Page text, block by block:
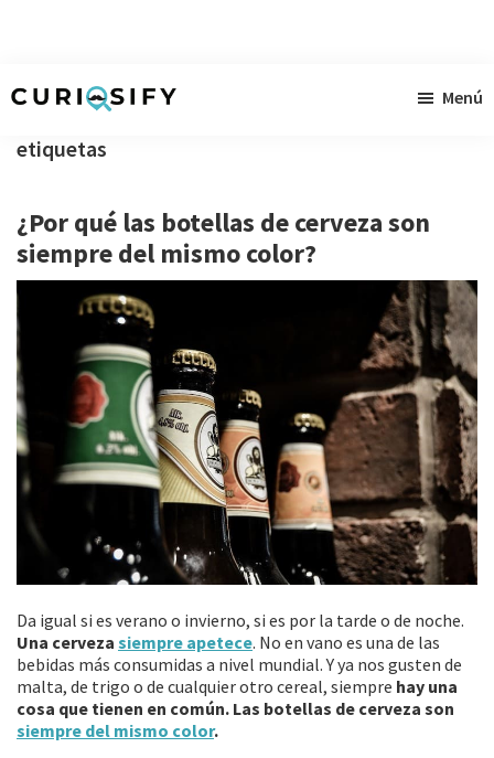
contenido
primaria
pie
singulares
raudales
Menú
etiquetas
¿Por qué las botellas de cerveza son
siempre del mismo color?
Da igual si es verano o invierno, si es por la tarde o de noche.
Una cerveza siempre apetece. No en vano es una de las
bebidas más consumidas a nivel mundial. Y ya nos gusten de
malta, de trigo o de cualquier otro cereal, siempre hay una
cosa que tienen en común. Las botellas de cerveza son
siempre del mismo color.